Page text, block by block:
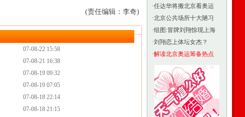
(责任编辑：李奇)
07-08-22 15:58
07-08-21 16:38
07-08-19 09:32
07-08-19 07:05
07-08-18 22:14
07-08-18 21:15
·任达华将搬北京看奥运
·北京公共场所十大陋习
·组图:冒牌刘翔惊现上海
·刘翔恋上体坛女杰？
·解读北京奥运筹备热点